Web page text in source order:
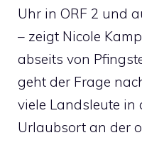
Uhr in ORF 2 und
– zeigt Nicole
abseits von
geht der Frage
viele Landsleute in
Urlaubsort an der